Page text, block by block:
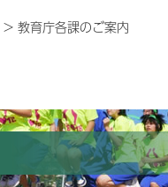
> 教育庁各課のご案内